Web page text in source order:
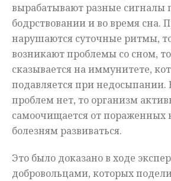
вырабатывают разные сигналы
бодрствовании и во время сна.
нарушаются суточные ритмы,
возникают проблемы со сном,
сказывается на иммунитете,
подавляется при недосыпании.
проблем нет, то организм
самоочищается от пораженных
болезням развиваться.
Это было доказано в ходе
добровольцами, которых